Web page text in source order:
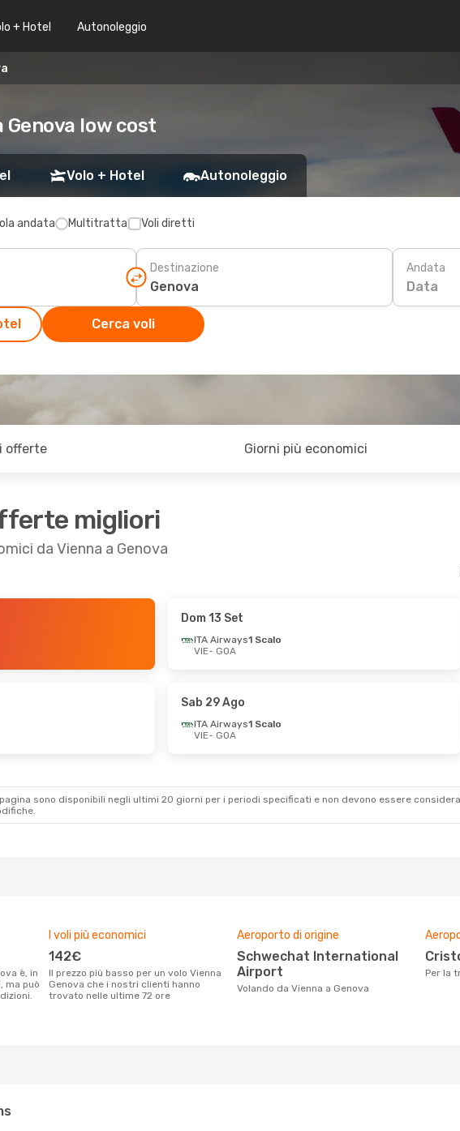
+ Hotel Autonoleggio
Genova low cost
Volo + Hotel Autonoleggio
andata Multitratta Voli diretti
Destinazione Andata
Data
Cerca voli
offerte Giorni più economici
migliori
da Vienna a Genova
Dom 13 Set
ITA Airways1 Scalo
VIE- GOA
Sab 29 Ago
ITA Airways1 Scalo
VIE- GOA
sono disponibili negli ultimi 20 giorni per i periodi specificati e non devono essere
ma può
I voli più economici
142€
Il prezzo più basso per un volo Vienna
Genova che i nostri clienti hanno
trovato nelle ultime 72 ore
Aeroporto di origine
Schwechat International
Airport
Volando da Vienna a Genova
Per la